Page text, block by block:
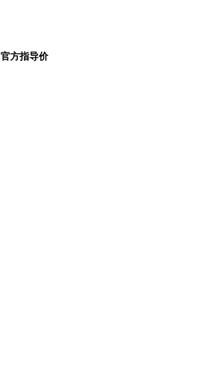
官方指导价